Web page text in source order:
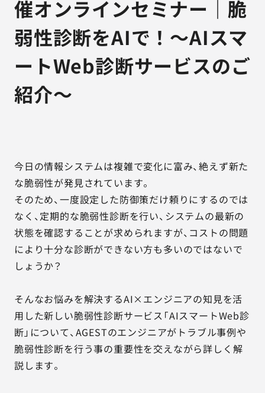
催オンラインセミナー｜脆
弱性診断をAIで！～AIスマ
ートWeb診断サービスのご
紹介～
今日の情報システムは複雑で変化に富み、絶えず新た
な脆弱性が発見されています。
そのため、一度設定した防御策だけ頼りにするのでは
なく、定期的な脆弱性診断を行い、システムの最新の
状態を確認することが求められますが、コストの問題
により十分な診断ができない方も多いのではないで
しょうか？
そんなお悩みを解決するAI×エンジニアの知見を活
用した新しい脆弱性診断サービス「AIスマートWeb診
断」について、AGESTのエンジニアがトラブル事例や
脆弱性診断を行う事の重要性を交えながら詳しく解
説します。